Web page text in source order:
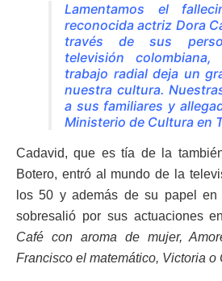
Lamentamos el
reconocida actriz Dora
través de sus
televisión
trabajo radial deja un
nuestra cultura.
a sus familiares y
Ministerio de Cultura en
Cadavid, que es tía de la
Botero, entró al mundo de la
los 50 y además de su papel en
sobresalió por sus actuaciones
Café con aroma de mujer,
Francisco el matemático, Victoria o